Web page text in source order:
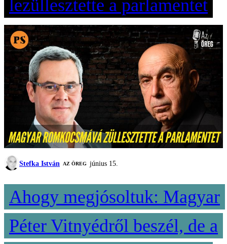
lezüllesztette a parlamentet
Stefka István AZ ÖREG június 15.
Ahogy megjósoltuk: Magyar
Péter Vitnyédről beszél, de a